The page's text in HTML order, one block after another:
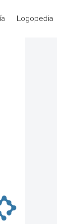
Logopedia